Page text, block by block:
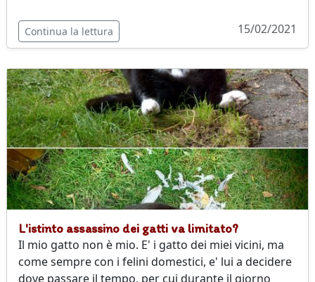
Continua la lettura 15/02/2021
L'istinto assassino dei gatti va limitato?
Il mio gatto non è mio. E' i gatto dei miei vicini, ma
come sempre con i felini domestici, e' lui a decidere
dove passare il tempo, per cui durante il giorno